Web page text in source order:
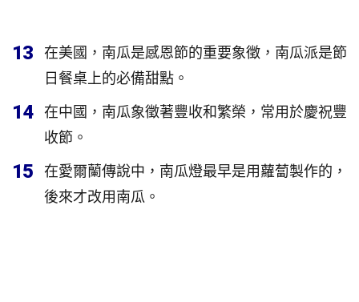
13
在美國，南瓜是感恩節的重要象徵，南瓜派是節
日餐桌上的必備甜點。
14
在中國，南瓜象徵著豐收和繁榮，常用於慶祝豐
收節。
15
在愛爾蘭傳說中，南瓜燈最早是用蘿蔔製作的，
後來才改用南瓜。